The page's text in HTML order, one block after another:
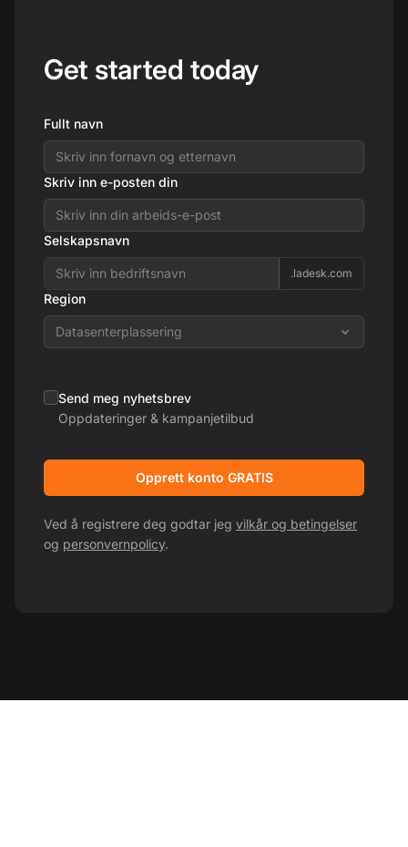
Get started today
Fullt navn
Skriv inn e-posten din
Selskapsnavn
.ladesk.com
Region
Datasenterplassering
Send meg nyhetsbrev
Oppdateringer & kampanjetilbud
Opprett konto GRATIS
Ved å registrere deg godtar jeg vilkår og betingelser
og personvernpolicy.